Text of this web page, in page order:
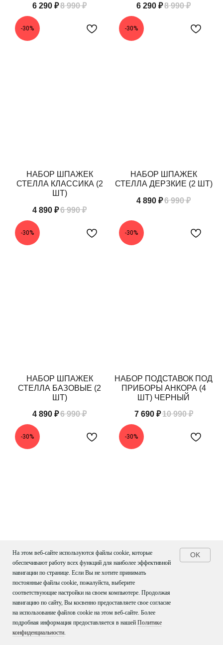
На этом веб-сайте используются файлы cookie, которые
обеспечивают работу всех функций для наиболее эффективной
навигации по странице. Если Вы не хотите принимать
постоянные файлы cookie, пожалуйста, выберите
соответствующие настройки на своем компьютере. Продолжая
навигацию по сайту, Вы косвенно предоставляете свое согласие
на использование файлов cookie на этом веб-сайте. Более
подробная информация предоставляется в нашей Политике
конфиденциальности.
OK
6 290 ₽8 990 ₽
6 290 ₽8 990 ₽
-30%
НАБОР ШПАЖЕК
СТЕЛЛА КЛАССИКА (2
ШТ)
4 890 ₽6 990 ₽
-30%
НАБОР ШПАЖЕК
СТЕЛЛА ДЕРЗКИЕ (2 ШТ)
4 890 ₽6 990 ₽
-30%
НАБОР ШПАЖЕК
СТЕЛЛА БАЗОВЫЕ (2
ШТ)
4 890 ₽6 990 ₽
-30%
НАБОР ПОДСТАВОК ПОД
ПРИБОРЫ АНКОРА (4
ШТ) ЧЕРНЫЙ
7 690 ₽10 990 ₽
-30%
НАБОР ПОДСТАВОК ПОД
ПРИБОРЫ АНКОРА (4
ШТ) СЕРЕБРО
7 690
10 990
-30%
НАБОР ПОДСТАВОК ПОД
ПРИБОРЫ АНКОРА (4
ШТ) МОЛОЧНЫЙ
7 690